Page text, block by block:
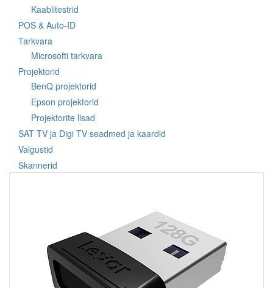
Kaablitestrid
POS & Auto-ID
Tarkvara
Microsofti tarkvara
Projektorid
BenQ projektorid
Epson projektorid
Projektorite lisad
SAT TV ja Digi TV seadmed ja kaardid
Valgustid
Skannerid